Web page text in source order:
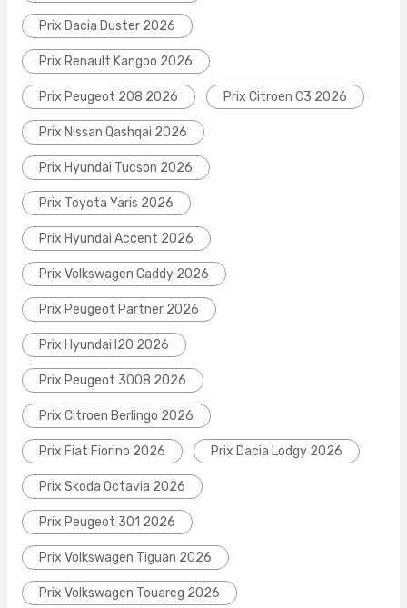
Prix Dacia Duster 2026
Prix Renault Kangoo 2026
Prix Peugeot 208 2026 Prix Citroen C3 2026
Prix Nissan Qashqai 2026
Prix Hyundai Tucson 2026
Prix Toyota Yaris 2026
Prix Hyundai Accent 2026
Prix Volkswagen Caddy 2026
Prix Peugeot Partner 2026
Prix Hyundai I20 2026
Prix Peugeot 3008 2026
Prix Citroen Berlingo 2026
Prix Fiat Fiorino 2026 Prix Dacia Lodgy 2026
Prix Skoda Octavia 2026
Prix Peugeot 301 2026
Prix Volkswagen Tiguan 2026
Prix Volkswagen Touareg 2026